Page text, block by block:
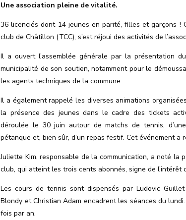
Une association pleine de vitalité.
36 licenciés dont 14 jeunes en parité, filles et garçons !
club de Châtillon (TCC), s’est réjoui des activités de
Il a ouvert l’assemblée générale par la présentation
municipalité de son soutien, notamment pour le
les agents techniques de la commune.
Il a également rappelé les diverses animations
la présence des jeunes dans le cadre des tickets
déroulée le 30 juin autour de matchs de tennis,
pétanque et, bien sûr, d’un repas festif. Cet événement
Juliette Kim, responsable de la communication, a noté la
club, qui atteint les trois cents abonnés, signe de
Les cours de tennis sont dispensés par Ludovic
Blondy et Christian Adam encadrent les séances du lundi.
fois par an.